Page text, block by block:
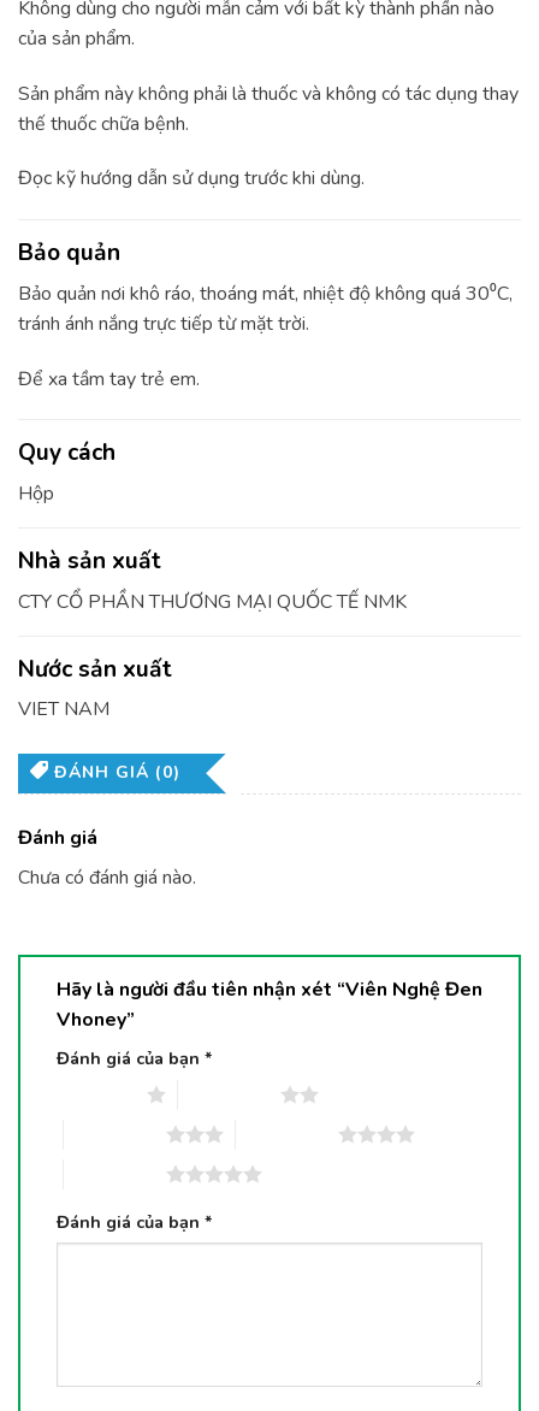
Không dùng cho người mẫn cảm với bất kỳ thành phần nào
của sản phẩm.
Sản phẩm này không phải là thuốc và không có tác dụng thay
thế thuốc chữa bệnh.
Đọc kỹ hướng dẫn sử dụng trước khi dùng.
Bảo quản
Bảo quản nơi khô ráo, thoáng mát, nhiệt độ không quá 30⁰C,
tránh ánh nắng trực tiếp từ mặt trời.
Để xa tầm tay trẻ em.
Quy cách
Hộp
Nhà sản xuất
CTY CỔ PHẦN THƯƠNG MẠI QUỐC TẾ NMK
Nước sản xuất
VIET NAM
ĐÁNH GIÁ (0)
Đánh giá
Chưa có đánh giá nào.
Hãy là người đầu tiên nhận xét “Viên Nghệ Đen
Vhoney”
Đánh giá của bạn *
Đánh giá của bạn *